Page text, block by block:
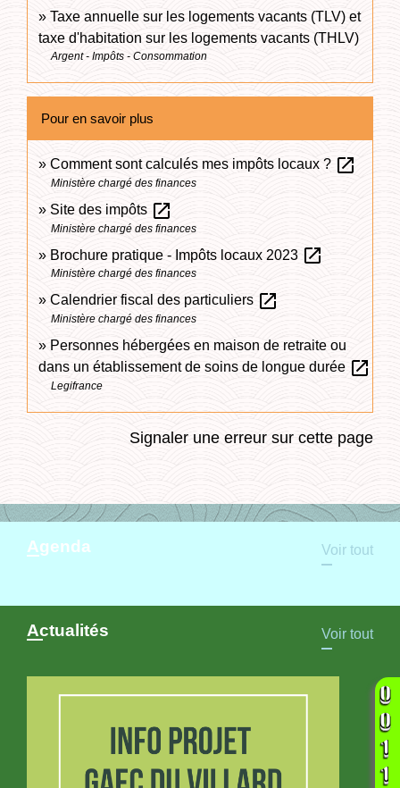
Taxe annuelle sur les logements vacants (TLV) et
taxe d'habitation sur les logements vacants (THLV)
Argent - Impôts - Consommation
Pour en savoir plus
Comment sont calculés mes impôts locaux ? open_in_new
Ministère chargé des finances
Site des impôts open_in_new
Ministère chargé des finances
Brochure pratique - Impôts locaux 2023 open_in_new
Ministère chargé des finances
Calendrier fiscal des particuliers open_in_new
Ministère chargé des finances
Personnes hébergées en maison de retraite ou
dans un établissement de soins de longue durée open_in_new
Legifrance
Signaler une erreur sur cette page
Agenda Voir tout
Actualités Voir tout